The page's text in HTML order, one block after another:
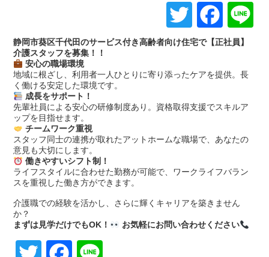
Twitter
静岡市葵区千代田のサービス付き高齢者向け住宅で【正社員】
介護スタッフを募集！！
安心の職場環境
地域に根ざし、利用者一人ひとりに寄り添ったケアを提供。長
く働ける安定した環境です。
成長をサポート！
先輩社員による安心の研修制度あり。資格取得支援でスキルア
ップを目指せます。
チームワーク重視
スタッフ同士の連携が取れたアットホームな職場で、あなたの
意見も大切にします。
働きやすいシフト制！
ライフスタイルに合わせた勤務が可能で、ワークライフバラン
スを重視した働き方ができます。
介護職での経験を活かし、さらに輝くキャリアを築きません
か？
まずは見学だけでもOK！
お気軽にお問い合わせください
TwitterFacebook